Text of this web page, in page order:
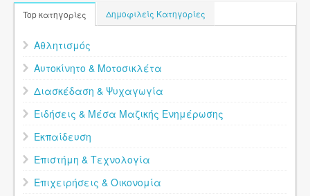
Top κατηγορίες Δημοφιλείς Κατηγορίες
Αθλητισμός
Αυτοκίνητο & Μοτοσικλέτα
Διασκέδαση & Ψυχαγωγία
Ειδήσεις & Μέσα Μαζικής Ενημέρωσης
Εκπαίδευση
Επιστήμη & Τεχνολογία
Επιχειρήσεις & Οικονομία